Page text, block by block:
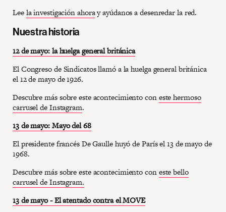
Leela investigación ahoray ayúdanos a desenredar la red.
Nuestra historia
12 de mayo: la huelga general británica
El Congreso de Sindicatos llamó a la huelga general británica
el 12 de mayo de 1926.
Descubre más sobre este acontecimiento coneste hermoso
carrusel de Instagram.
13 de mayo: Mayo del 68
El presidente francés De Gaulle huyó de París el 13 de mayo de
1968.
Descubre más sobre este acontecimiento coneste bello
carrusel de Instagram.
13 de mayo - El atentado contra el MOVE